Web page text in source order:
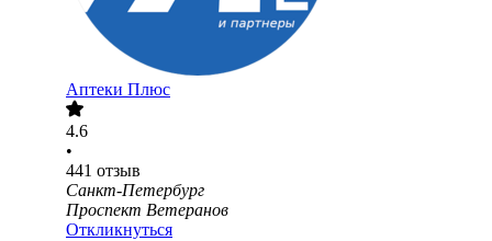
Аптеки Плюс
4.6
•
441 отзыв
Санкт-Петербург
Проспект Ветеранов
Откликнуться